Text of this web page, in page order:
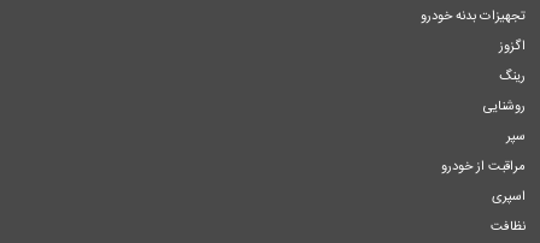
تجهیزات بدنه خودرو
اگزوز
رینگ
روشنایی
سپر
مراقبت از خودرو
اسپری
نظافت